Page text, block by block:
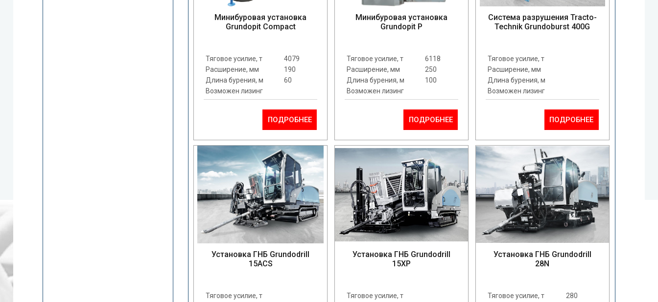
Минибуровая установка
Grundopit Compact
Тяговое усилие, т
4079
Расширение, мм
190
Длина бурения, м
60
Возможен лизинг
ПОДРОБНЕЕ
Минибуровая установка
Grundopit P
Тяговое усилие, т
6118
Расширение, мм
250
Длина бурения, м
100
Возможен лизинг
ПОДРОБНЕЕ
Система разрушения Tracto-
Technik Grundoburst 400G
Тяговое усилие, т
Расширение, мм
Длина бурения, м
Возможен лизинг
ПОДРОБНЕЕ
Установка ГНБ Grundodrill
15ACS
Тяговое усилие, т
Установка ГНБ Grundodrill
15XP
Тяговое усилие, т
Установка ГНБ Grundodrill
28N
Тяговое усилие, т
280